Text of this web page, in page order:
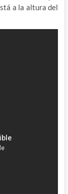
a la altura del